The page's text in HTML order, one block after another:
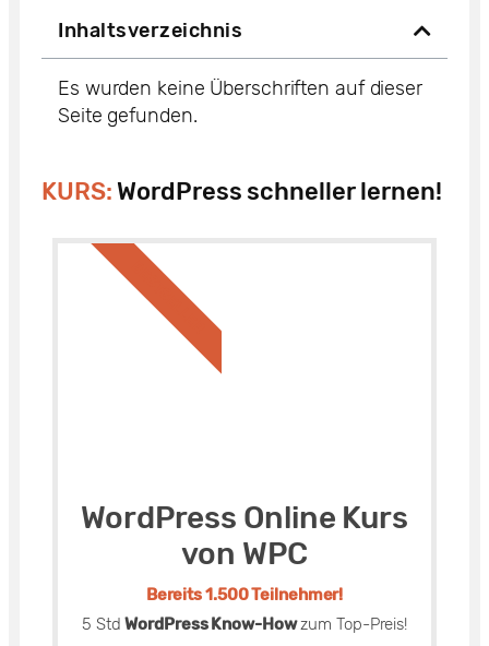
Inhaltsverzeichnis
Es wurden keine Überschriften auf dieser
Seite gefunden.
KURS: WordPress schneller lernen!
WordPress Online Kurs
von WPC
Bereits 1.500 Teilnehmer!
5 StdWordPress Know-Howzum Top-Preis!
BESTSELLER